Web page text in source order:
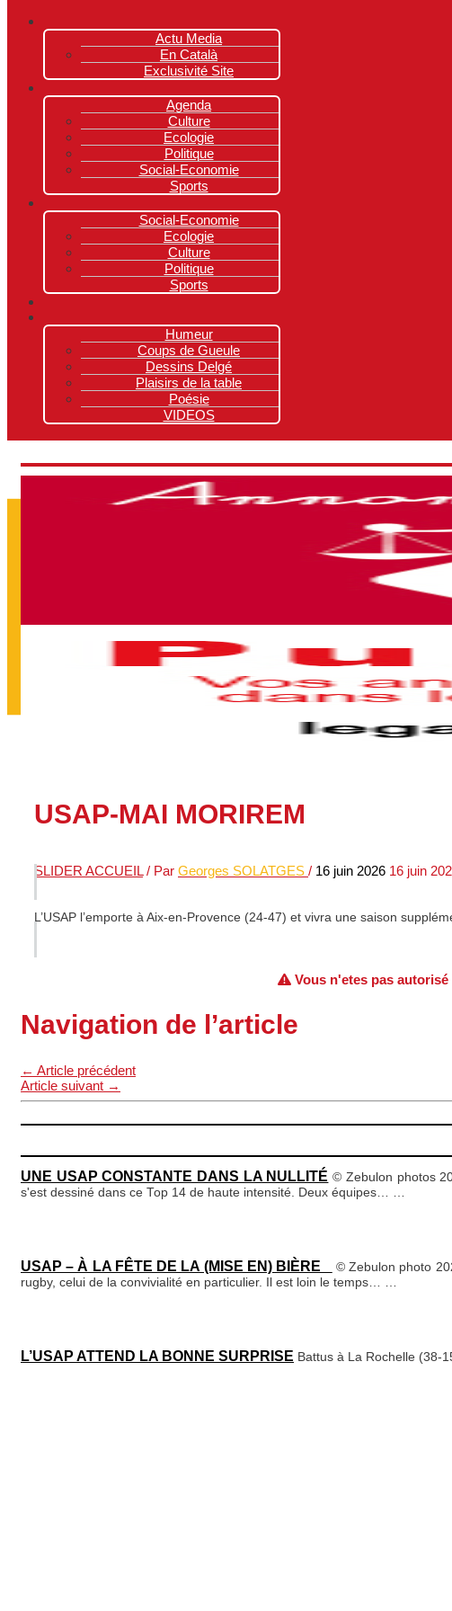
Actu Media
En Català
Exclusivité Site
Agenda
Culture
Ecologie
Politique
Social-Economie
Sports
Social-Economie
Ecologie
Culture
Politique
Sports
Humeur
Coups de Gueule
Dessins Delgé
Plaisirs de la table
Poésie
VIDEOS
USAP-MAI MORIREM
SLIDER ACCUEIL/ Par Georges SOLATGES / 16 juin 2026 16 juin
L’USAP l’emporte à Aix-en-Provence (24-47) et vivra une saison
Vous n'etes pas
Navigation de l’article
← Article précédent
Article suivant →
UNE USAP CONSTANTE DANS LA NULLITÉ © Zebulon photos
s'est dessiné dans ce Top 14 de haute intensité. Deux équipes… …
USAP – À LA FÊTE DE LA (MISE EN) BIÈRE
© Zebulon photo
rugby, celui de la convivialité en particulier. Il est loin le temps… …
L’USAP ATTEND LA BONNE SURPRISE Battus à La Rochelle (38-